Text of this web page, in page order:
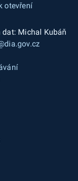
otevření
Michal Kubáň